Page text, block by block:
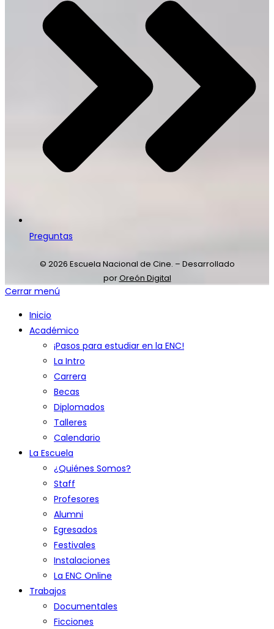
Preguntas
© 2026 Escuela Nacional de Cine. – Desarrollado
porOreón Digital
Cerrar menú
Inicio
Académico
¡Pasos para estudiar en la ENC!
La Intro
Carrera
Becas
Diplomados
Talleres
Calendario
La Escuela
¿Quiénes Somos?
Staff
Profesores
Alumni
Egresados
Festivales
Instalaciones
La ENC Online
Trabajos
Documentales
Ficciones